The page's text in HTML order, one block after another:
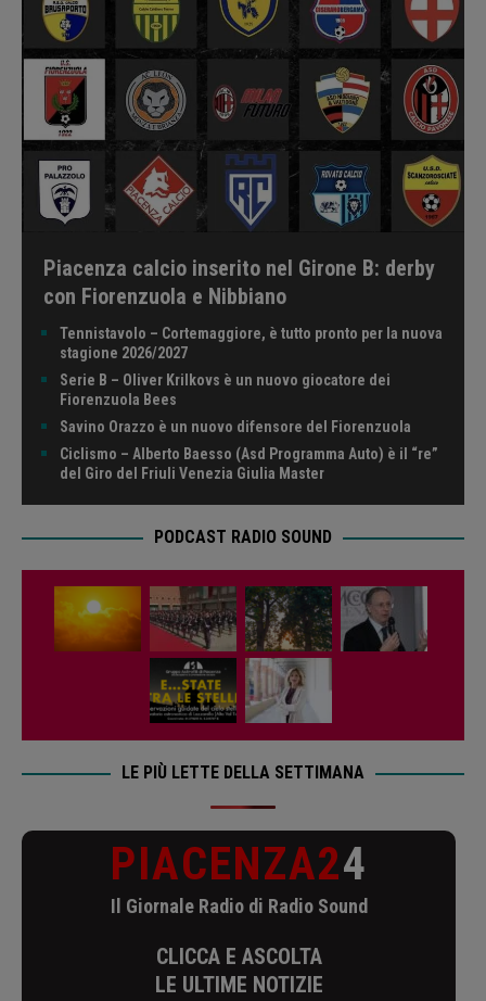
Piacenza calcio inserito nel Girone B: derby
con Fiorenzuola e Nibbiano
Tennistavolo – Cortemaggiore, è tutto pronto per la nuova
stagione 2026/2027
Serie B – Oliver Krilkovs è un nuovo giocatore dei
Fiorenzuola Bees
Savino Orazzo è un nuovo difensore del Fiorenzuola
Ciclismo – Alberto Baesso (Asd Programma Auto) è il “re”
del Giro del Friuli Venezia Giulia Master
PODCAST RADIO SOUND
LE PIÙ LETTE DELLA SETTIMANA
PIACENZA24
Il Giornale Radio di Radio Sound
CLICCA E ASCOLTA
LE ULTIME NOTIZIE